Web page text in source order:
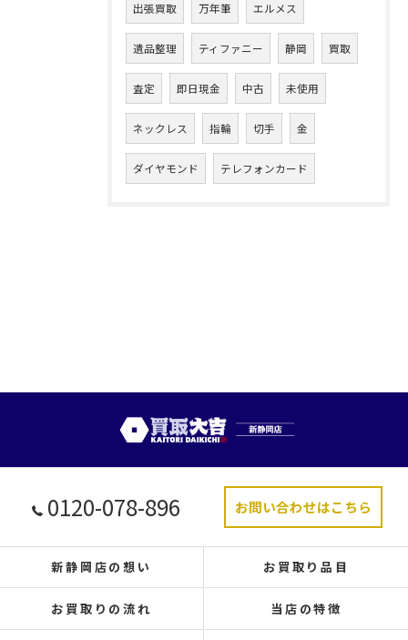
出張買取 万年筆 エルメス
遺品整理 ティファニー 静岡 買取
査定 即日現金 中古 未使用
ネックレス 指輪 切手 金
ダイヤモンド テレフォンカード
0120-078-896 お問い合わせはこちら
新静岡店の想い お買取り品目
お買取りの流れ 当店の特徴